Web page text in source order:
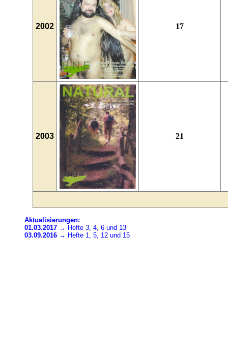
2002 17
2003 21
Aktualisierungen:
01.03.2017 → Hefte 3, 4, 6 und 13
03.09.2016 → Hefte 1, 5, 12 und 15